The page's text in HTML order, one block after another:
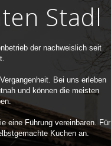
Stadl
der nachweislich seit
Bei uns erleben
und können die meisten
eine Führung vereinbaren. Für
Kuchen an.